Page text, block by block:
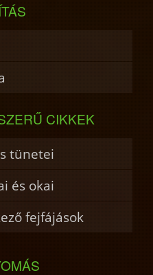
CIKKEK
tünetei
és okai
fejfájások